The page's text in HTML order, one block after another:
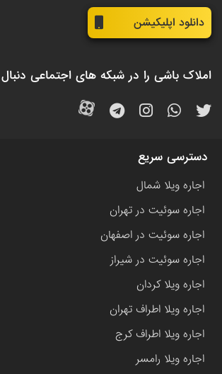
دانلود اپلیکیشن
املاک باشی را در شبکه های اجتماعی دنبال
دسترسی سریع
اجاره ویلا شمال
اجاره سوئیت در تهران
اجاره سوئیت در اصفهان
اجاره سوئیت در شیراز
اجاره ویلا کردان
اجاره ویلا اطراف تهران
اجاره ویلا اطراف کرج
اجاره ویلا رامسر